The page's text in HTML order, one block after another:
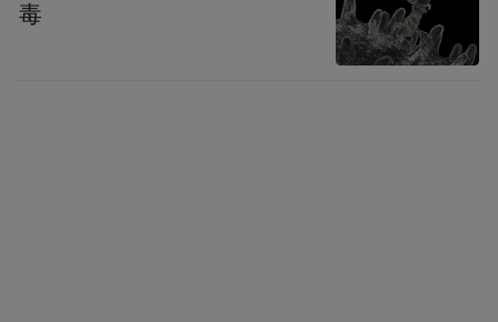
毒